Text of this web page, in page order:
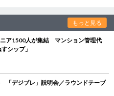
もっと見る
ニア1500人が集結 マンション管理代
シップ」
デジブレ」説明会／ラウンドテーブ